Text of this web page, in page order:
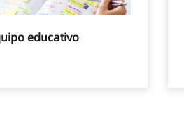
educativo